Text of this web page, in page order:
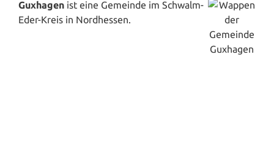
Guxhagen ist eine Gemeinde im Schwalm-
Eder-Kreis in Nordhessen.